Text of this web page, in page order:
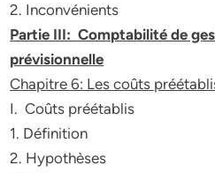
2. Inconvénients
Partie III: Comptabilité de
prévisionnelle
Chapitre 6: Les coûts
I. Coûts préétablis
1. Définition
2. Hypothèses